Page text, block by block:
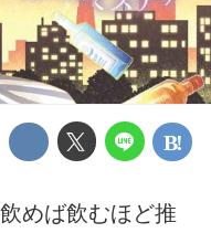
めば飲むほど推